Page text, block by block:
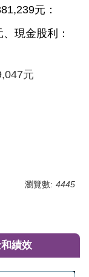
元：
現金股利：
元
瀏覽數: 4445
績效